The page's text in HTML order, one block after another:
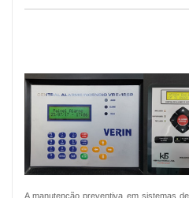
A manutenção preventiva em sistemas